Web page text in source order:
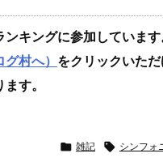
ンキングに参加していま
村へ） をクリックいた
す。
 雑記  シンフォ